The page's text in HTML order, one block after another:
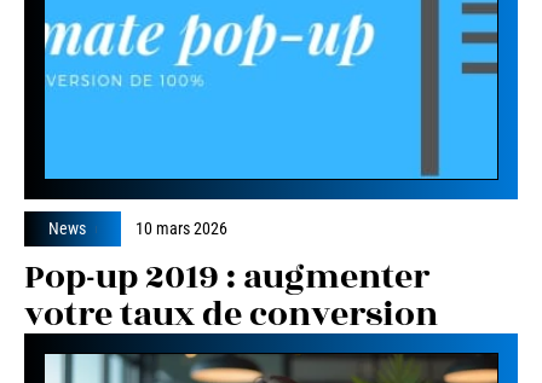
News 10 mars 2026
Pop-up 2019 : augmenter
votre taux de conversion